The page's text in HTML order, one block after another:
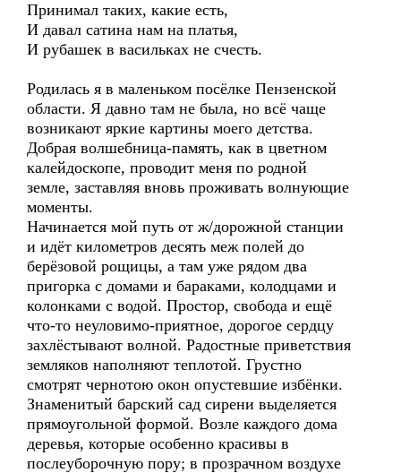
Принимал таких, какие есть,
И давал сатина нам на платья,
И рубашек в васильках не счесть.
Родилась я в маленьком посёлке Пензенской
области. Я давно там не была, но всё чаще
возникают яркие картины моего детства.
Добрая волшебница-память, как в цветном
калейдоскопе, проводит меня по родной
земле, заставляя вновь проживать волнующие
моменты.
Начинается мой путь от ж/дорожной станции
и идёт километров десять меж полей до
берёзовой рощицы, а там уже рядом два
пригорка с домами и бараками, колодцами и
колонками с водой. Простор, свобода и ещё
что-то неуловимо-приятное, дорогое сердцу
захлёстывают волной. Радостные приветствия
земляков наполняют теплотой. Грустно
смотрят чернотою окон опустевшие избёнки.
Знаменитый барский сад сирени выделяется
прямоугольной формой. Возле каждого дома
деревья, которые особенно красивы в
послеуборочную пору; в прозрачном воздухе